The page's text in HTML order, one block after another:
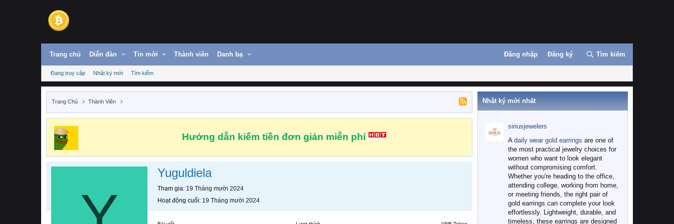
Trang chủ Diễn đàn Tin mới Thành viên Danh bạ Đăng nhập Đăng ký Tìm kiếm
Đang truy cập Nhật ký mới Tìm kiếm
Trang Chủ Thành Viên
Hướng dẫn kiếm tiền đơn giản miễn phí
Yuguldiela
Tham gia 19 Tháng mười 2024
Hoạt động cuối 19 Tháng mười 2024
Nhật ký mới nhất
siriusjewelers
A daily wear gold earrings are one of
the most practical jewelry choices for
women who want to look elegant
without compromising comfort.
Whether you're heading to the office,
attending college, working from home,
or meeting friends, the right pair of
gold earrings can complete your look
effortlessly. Lightweight, durable, and
timeless, these earrings are designed